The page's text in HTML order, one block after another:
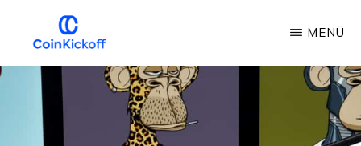
fő
tartalomra
COIN
KICKOFF
MENÜ